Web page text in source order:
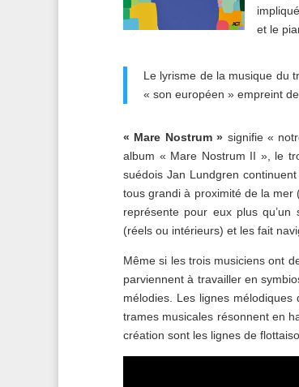
et le
Le lyrisme de la musique du
« son européen » empreint
« Mare Nostrum » signifie «
album « Mare Nostrum II », le
suédois Jan Lundgren
tous grandi à proximité de la mer
représente pour eux plus
(réels ou intérieurs) et les fait
Même si les trois musiciens ont
parviennent à travailler en
mélodies. Les lignes
trames musicales résonnent en
création sont les lignes de